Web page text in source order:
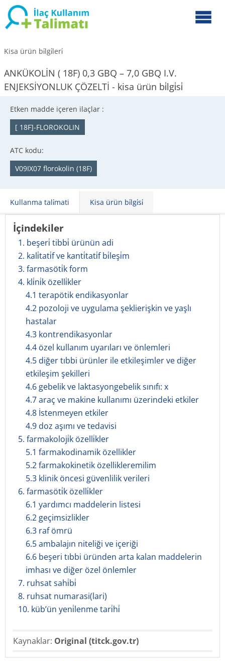
Kisa ürün bi̇lgi̇leri̇
ANKÜKOLİN ( 18F) 0,3 GBQ – 7,0 GBQ I.V.
ENJEKSİYONLUK ÇÖZELTİ - kisa ürün bi̇lgi̇si̇
Etken madde içeren ilaçlar :
[ 18F]-FLOROKOLIN
ATC kodu:
V09IX07 florokolin (18F)
Kullanma tali̇mati Kisa ürün bi̇lgi̇si̇
İçindekiler
1. beşeri̇ tibbi̇ ürünün adi
2. kali̇tati̇f ve kanti̇tati̇f bi̇leşi̇m
3. farmasöti̇k form
4. kli̇ni̇k özelli̇kler
4.1 terapötik endikasyonlar
4.2 pozoloji ve uygulama şeklierişkin ve yaşlı
hastalar
4.3 kontrendikasyonlar
4.4 özel kullanım uyarıları ve önlemleri
4.5 diğer tıbbi ürünler ile etkileşimler ve diğer
etkileşim şekilleri
4.6 gebelik ve laktasyongebelik sınıfı: x
4.7 araç ve makine kullanımı üzerindeki etkiler
4.8 İstenmeyen etkiler
4.9 doz aşımı ve tedavisi
5. farmakoloji̇k özelli̇kler
5.1 farmakodinamik özellikler
5.2 farmakokinetik özellikleremilim
5.3 klinik öncesi güvenlilik verileri
6. farmasöti̇k özelli̇kler
6.1 yardımcı maddelerin listesi
6.2 geçimsizlikler
6.3 raf ömrü
6.5 ambalajın niteliği ve içeriği
6.6 beşeri tıbbi üründen arta kalan maddelerin
imhası ve diğer özel önlemler
7. ruhsat sahi̇bi̇
8. ruhsat numarasi(lari)
10. küb’ün yeni̇lenme tari̇hi̇
Kaynaklar: Original (titck.gov.tr)